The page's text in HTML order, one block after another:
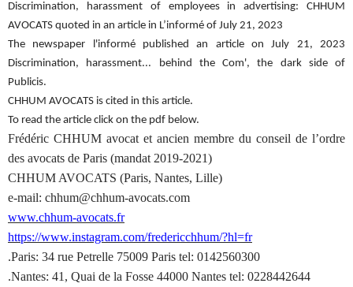
Discrimination, harassment of employees in advertising: CHHUM
AVOCATS quoted in an article in L’informé of July 21, 2023
The newspaper l'informé published an article on July 21, 2023
Discrimination, harassment... behind the Com', the dark side of
Publicis.
CHHUM AVOCATS is cited in this article.
To read the article click on the pdf below.
Frédéric CHHUM avocat et ancien membre du conseil de l’ordre
des avocats de Paris (mandat 2019-2021)
CHHUM AVOCATS (Paris, Nantes, Lille)
e-mail: chhum@chhum-avocats.com
www.chhum-avocats.fr
https://www.instagram.com/fredericchhum/?hl=fr
.Paris: 34 rue Petrelle 75009 Paris tel: 0142560300
.Nantes: 41, Quai de la Fosse 44000 Nantes tel: 0228442644